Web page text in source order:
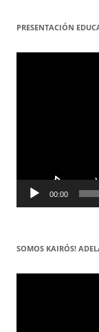
PRESENTACIÓN
Reproductor
00:00
SOMOS KAIRÓS!
Reproductor